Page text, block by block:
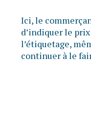
Ici, le
d’indiquer le
l’étiquetage,
continuer à le